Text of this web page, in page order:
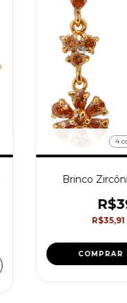
4
Brinco
R$35,91
COMPRAR